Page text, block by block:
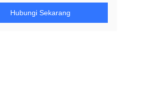
Hubungi Sekarang